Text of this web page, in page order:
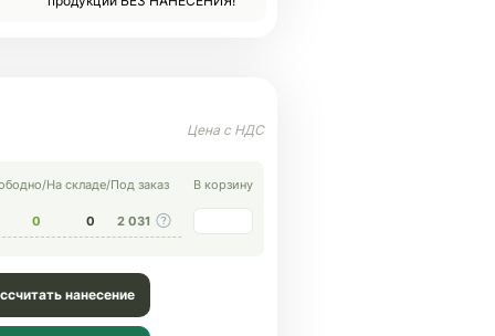
/На складе/Под заказ В корзину
0 0 2 031
нанесение